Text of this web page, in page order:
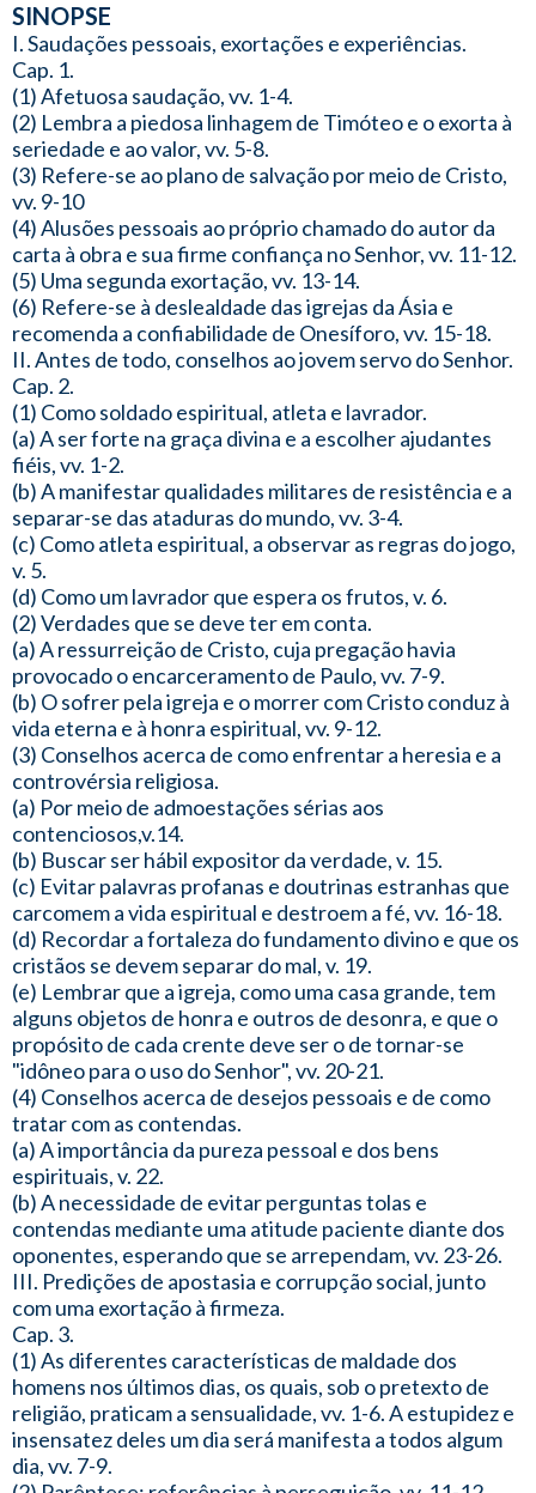
SINOPSE
I. Saudações pessoais, exortações e experiências.
Cap. 1.
(1) Afetuosa saudação, vv. 1-4.
(2) Lembra a piedosa linhagem de Timóteo e o exorta à
seriedade e ao valor, vv. 5-8.
(3) Refere-se ao plano de salvação por meio de Cristo,
vv. 9-10
(4) Alusões pessoais ao próprio chamado do autor da
carta à obra e sua firme confiança no Senhor, vv. 11-12.
(5) Uma segunda exortação, vv. 13-14.
(6) Refere-se à deslealdade das igrejas da Ásia e
recomenda a confiabilidade de Onesíforo, vv. 15-18.
II. Antes de todo, conselhos ao jovem servo do Senhor.
Cap. 2.
(1) Como soldado espiritual, atleta e lavrador.
(a) A ser forte na graça divina e a escolher ajudantes
fiéis, vv. 1-2.
(b) A manifestar qualidades militares de resistência e a
separar-se das ataduras do mundo, vv. 3-4.
(c) Como atleta espiritual, a observar as regras do jogo,
v. 5.
(d) Como um lavrador que espera os frutos, v. 6.
(2) Verdades que se deve ter em conta.
(a) A ressurreição de Cristo, cuja pregação havia
provocado o encarceramento de Paulo, vv. 7-9.
(b) O sofrer pela igreja e o morrer com Cristo conduz à
vida eterna e à honra espiritual, vv. 9-12.
(3) Conselhos acerca de como enfrentar a heresia e a
controvérsia religiosa.
(a) Por meio de admoestações sérias aos
contenciosos,v.14.
(b) Buscar ser hábil expositor da verdade, v. 15.
(c) Evitar palavras profanas e doutrinas estranhas que
carcomem a vida espiritual e destroem a fé, vv. 16-18.
(d) Recordar a fortaleza do fundamento divino e que os
cristãos se devem separar do mal, v. 19.
(e) Lembrar que a igreja, como uma casa grande, tem
alguns objetos de honra e outros de desonra, e que o
propósito de cada crente deve ser o de tornar-se
"idôneo para o uso do Senhor", vv. 20-21.
(4) Conselhos acerca de desejos pessoais e de como
tratar com as contendas.
(a) A importância da pureza pessoal e dos bens
espirituais, v. 22.
(b) A necessidade de evitar perguntas tolas e
contendas mediante uma atitude paciente diante dos
oponentes, esperando que se arrependam, vv. 23-26.
III. Predições de apostasia e corrupção social, junto
com uma exortação à firmeza.
Cap. 3.
(1) As diferentes características de maldade dos
homens nos últimos dias, os quais, sob o pretexto de
religião, praticam a sensualidade, vv. 1-6. A estupidez e
insensatez deles um dia será manifesta a todos algum
dia, vv. 7-9.